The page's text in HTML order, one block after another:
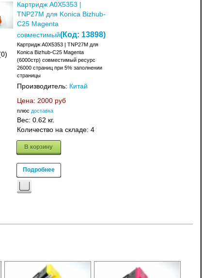
Картридж A0X5353 |
TNP27M для Konica Bizhub-
C25 Magenta
совместимый(Код: 13898)
Картридж A0X5353 | TNP27M для
Konica Bizhub-C25 Magenta
(6000стр) совместимый ресурс
26000 страниц при 5% заполнении
страницы
Производитель: Китай
Цена: 2000 руб
плюс доставка
Вес: 0.62 кг.
Количество на складе: 4
В корзину
Подробнее